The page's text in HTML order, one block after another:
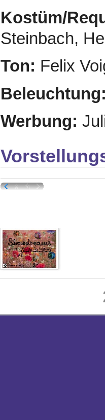
Kostüm/
Steinbach,
Ton: Felix
Werbung: